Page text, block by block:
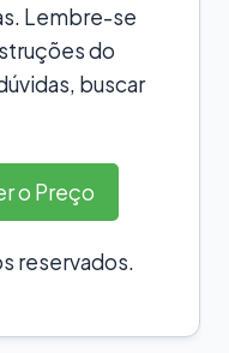
Lembre-se
do
buscar
o Preço
reservados.